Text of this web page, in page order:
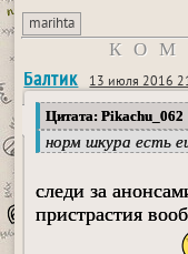
marihta
Балтик 13 июля 2016
Цитата: Pikachu_062
норм шкура есть
следи за
пристрастия